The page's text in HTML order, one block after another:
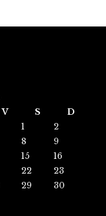
V S
D
1
2
8
9
15
16
22
23
29
30